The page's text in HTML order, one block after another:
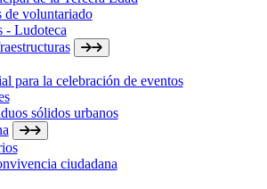
de voluntariado
- Ludoteca
para la celebración de eventos
sólidos urbanos
ciudadana